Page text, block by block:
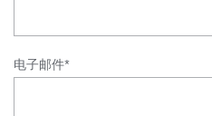
电子邮件*